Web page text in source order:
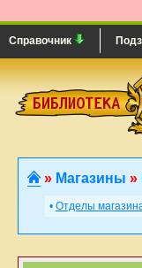
Справочник
» Магазины »
• Отделы